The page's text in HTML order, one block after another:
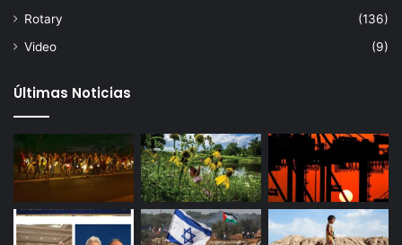
Rotary
(136)
Video
(9)
Últimas Noticias